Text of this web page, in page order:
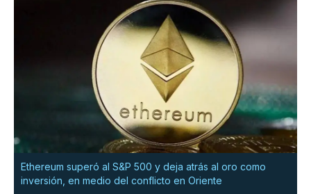
Ethereum superó al S&P 500 y deja atrás al oro como
inversión, en medio del conflicto en Oriente